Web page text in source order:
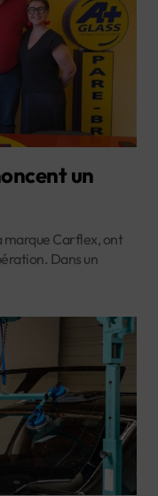
un
marque Carflex, ont
Dans un